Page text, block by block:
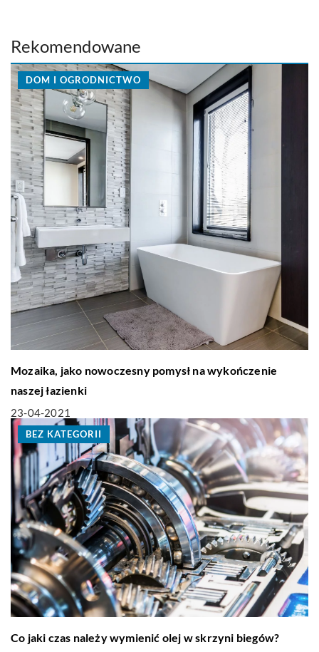
Rekomendowane
DOM I OGRODNICTWO
Mozaika, jako nowoczesny pomysł na wykończenie
naszej łazienki
23-04-2021
BEZ KATEGORII
Co jaki czas należy wymienić olej w skrzyni biegów?